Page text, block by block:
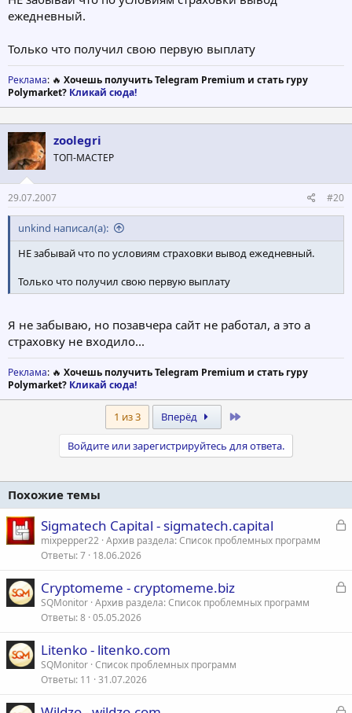
ежедневный.
Только что получил свою первую выплату
Реклама: 🔥 Хочешь получить Telegram Premium и стать гуру
Polymarket? Кликай сюда!
zoolegri
ТОП-МАСТЕР
29.07.2007 #20
unkind написал(а):
НЕ забывай что по условиям страховки вывод ежедневный.
Только что получил свою первую выплату
Я не забываю, но позавчера сайт не работал, а это а
страховку не входило...
Реклама: 🔥 Хочешь получить Telegram Premium и стать гуру
Polymarket? Кликай сюда!
1 из 3 Вперёд
Войдите или зарегистрируйтесь для ответа.
Похожие темы
З
Sigmatech Capital - sigmatech.capital
mixpepper22 Архив раздела: Список проблемных программ
Ответы 7 18.06.2026
З
Cryptomeme - cryptomeme.biz
SQMonitor Архив раздела: Список проблемных программ
Ответы 8 05.05.2026
Litenko - litenko.com
SQMonitor Список проблемных программ
Ответы 11 31.07.2026
З